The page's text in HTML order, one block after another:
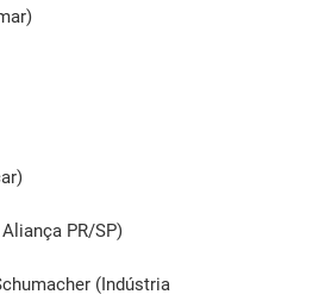
PR/SP)
(Indústria